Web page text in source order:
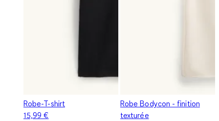
Robe-T-shirt
15,99 €
Robe Bodycon - finition
texturée